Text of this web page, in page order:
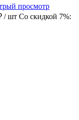
просмотр
/ шт Со скидкой 7%: